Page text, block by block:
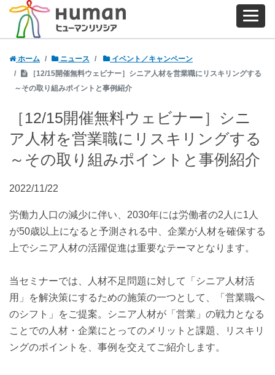
ホーム ニュース
イベント／キャンペーン
［12/15開催無料ウェビナー］シニア人材を営業職にリスキリングする
～その取り組みポイントと事例紹介
［12/15開催無料ウェビナー］シニ
ア人材を営業職にリスキリングする
～その取り組みポイントと事例紹介
2022/11/22
労働力人口の減少に伴い、2030年には労働者の2人に1人
が50歳以上になると予測される中、企業が人材を確保する
上でシニア人材の活躍促進は重要なテーマとなります。
当セミナーでは、人材不足問題に対して「シニア人材活
用」を解決策にするための施策の一つとして、「営業職へ
のシフト」をご提案。
シニア人材が「営業」の戦力となる
ことでの人材・企業にとってのメリットと課題、リスキリ
ングのポイントを、事例を交えてご紹介します。